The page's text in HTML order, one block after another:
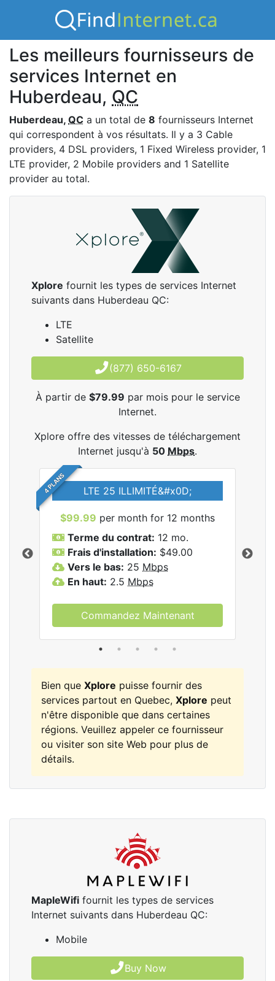
Les meilleurs fournisseurs de
services Internet en
Huberdeau, QC
Huberdeau, QC a un total de 8 fournisseurs Internet
qui correspondent à vos résultats. Il y a 3 Cable
providers, 4 DSL providers, 1 Fixed Wireless provider, 1
LTE provider, 2 Mobile providers and 1 Satellite
provider au total.
Xplore fournit les types de services Internet
suivants dans Huberdeau QC:
LTE
Satellite
(877) 650-6167
À partir de $79.99 par mois pour le service
Internet.
Xplore offre des vitesses de téléchargement
Internet jusqu'à 50 Mbps.
4 PLANS LTE 25 ILLIMITÉ&#x0D;
$99.99 per month for 12 months
Terme du contrat: 12 mo.
Frais d'installation: $49.00
Vers le bas: 25 Mbps
En haut: 2.5 Mbps
Commandez Maintenant
Bien que Xplore puisse fournir des
services partout en Quebec, Xplore peut
n'être disponible que dans certaines
régions. Veuillez appeler ce fournisseur
ou visiter son site Web pour plus de
détails.
MapleWifi fournit les types de services
Internet suivants dans Huberdeau QC:
Mobile
Buy Now